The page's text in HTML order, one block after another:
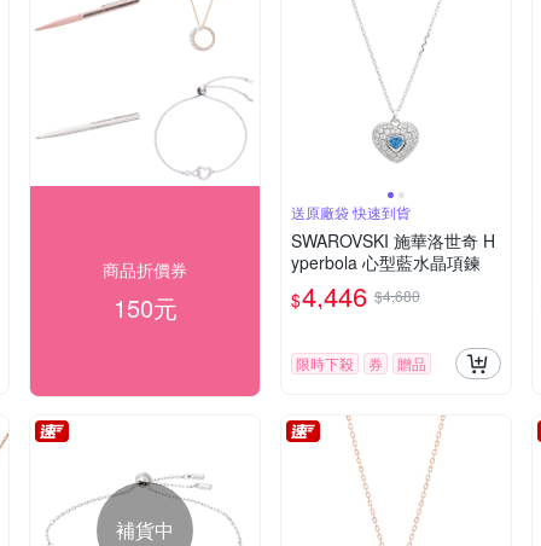
商品折價券
150元
送原廠袋 快速到貨
SWAROVSKI 施華洛世奇 H
yperbola 心型藍水晶項鍊
$4,446 $4,680
限時下殺 券 贈品
補貨中